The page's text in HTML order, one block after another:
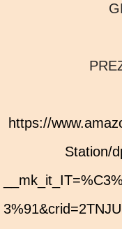
https://www.amazon.it/acrobatici-pattini-rotelle-Phillips-
Station/